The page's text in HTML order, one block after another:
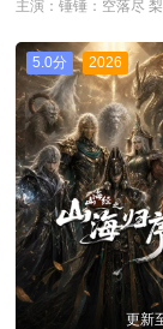
5.0分 2026
更新